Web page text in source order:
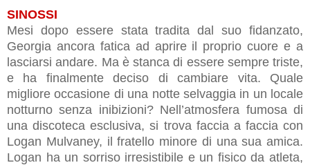
SINOSSI
Mesi dopo essere stata tradita dal suo fidanzato,
Georgia ancora fatica ad aprire il proprio cuore e a
lasciarsi andare. Ma è stanca di essere sempre triste,
e ha finalmente deciso di cambiare vita. Quale
migliore occasione di una notte selvaggia in un locale
notturno senza inibizioni? Nell’atmosfera fumosa di
una discoteca esclusiva, si trova faccia a faccia con
Logan Mulvaney, il fratello minore di una sua amica.
Logan ha un sorriso irresistibile e un fisico da atleta,